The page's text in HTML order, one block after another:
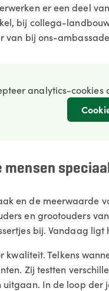
er een deel
bij collega-
van bij ons-
analytics-cookies
mensen
en de meerwaarde
en grootouders
bij. Vandaag ligt
kwaliteit. Telkens
Zij testten
In de loop